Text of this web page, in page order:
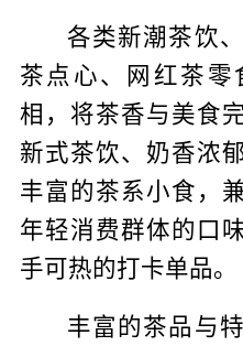
各类新潮茶饮
茶点心、网红茶
相，将茶香与美食
新式茶饮、奶香浓
丰富的茶系小食，
年轻消费群体的口
手可热的打卡单品。
丰富的茶品与